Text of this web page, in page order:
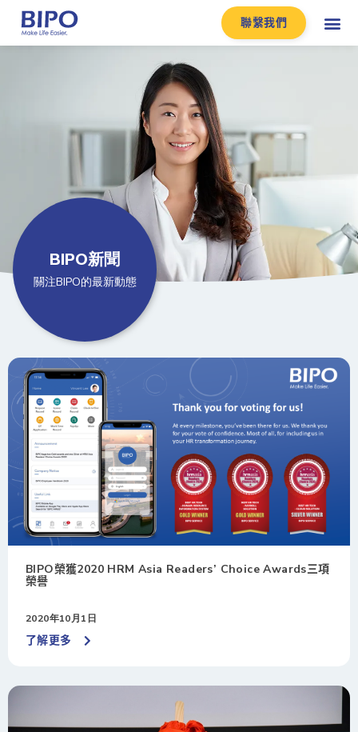
聯繫我們
BIPO新聞
關注BIPO的最新動態
BIPO榮獲2020 HRM Asia Readers’ Choice Awards三項
榮譽
2020年10月1日
了解更多